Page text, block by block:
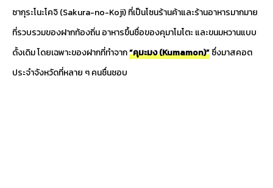
ซากุระโนะโคจิ (Sakura-no-Koji) ที่เป็นโซนร้านค้าและร้านอาหารมากมาย
ที่รวบรวมของฝากท้องถิ่น อาหารขึ้นชื่อของคุมาโมโตะ และขนมหวานแบบ
ดั้งเดิม โดยเฉพาะของฝากที่ทำจาก“คุมะมง (Kumamon)”ซึ่งมาสคอต
ประจำจังหวัดที่หลาย ๆ คนชื่นชอบ